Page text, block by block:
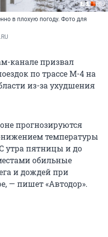
в плохую погоду. Фото для
канале призвал
по трассе М-4 на
из-за ухудшения
прогнозируются
температуры
утра пятницы и до
обильные
и дождей при
— пишет «Автодор».